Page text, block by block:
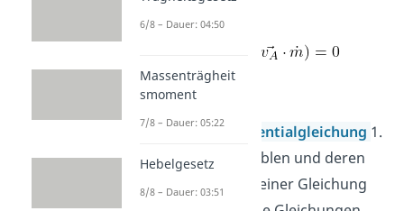
schreiben:
Das ist eineDifferentialgleichung 1.
Ordnung, da Variablen und deren
erste Ableitung in einer Gleichung
6/8 – Dauer: 04:50
Massenträgheit
smoment
7/8 – Dauer: 05:22
Hebelgesetz
8/8 – Dauer: 03:51